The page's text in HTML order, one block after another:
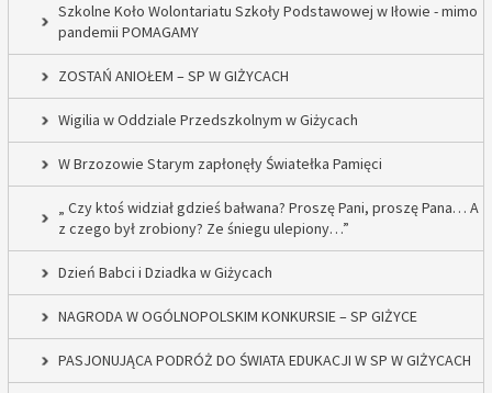
Szkolne Koło Wolontariatu Szkoły Podstawowej w Iłowie - mimo
pandemii POMAGAMY
ZOSTAŃ ANIOŁEM – SP W GIŻYCACH
Wigilia w Oddziale Przedszkolnym w Giżycach
W Brzozowie Starym zapłonęły Światełka Pamięci
„ Czy ktoś widział gdzieś bałwana? Proszę Pani, proszę Pana… A
z czego był zrobiony? Ze śniegu ulepiony…”
Dzień Babci i Dziadka w Giżycach
NAGRODA W OGÓLNOPOLSKIM KONKURSIE – SP GIŻYCE
PASJONUJĄCA PODRÓŻ DO ŚWIATA EDUKACJI W SP W GIŻYCACH